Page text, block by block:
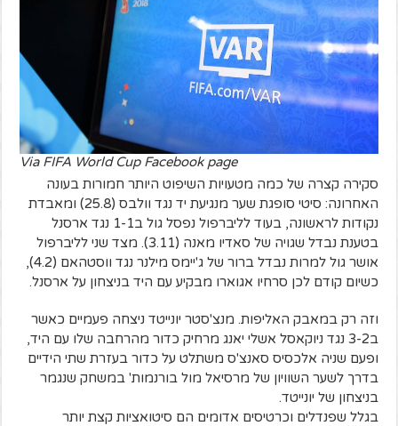
Via FIFA World Cup Facebook page
סקירה קצרה של כמה מטעויות השיפוט היותר חמורות בעונה
האחרונה: סיטי סופגת שער מנגיעת יד נגד וולבס (25.8) ומאבדת
נקודות לראשונה, בעוד לליברפול נפסל גול ב1-1 נגד ארסנל
בטענת נבדל שגויה של סאדיו מאנה (3.11). מצד שני לליברפול
אושר גול למרות נבדל ברור של ג'יימס מילנר נגד ווסטהאם (4.2),
כשיום קודם לכן סרחיו אגוארו מבקיע עם היד בניצחון על ארסנל.
וזה רק במאבק האליפות. מנצ'סטר יונייטד ניצחה פעמיים כאשר
ב3-2 נגד ניוקאסל אשלי יאנג מרחיק כדור מהרחבה שלו עם היד,
ופעם שניה אלכסיס סאנצ'ס משתלט על כדור בעזרת שתי הידיים
בדרך לשער השוויון של מרסיאל מול בורנמות' במשחק שנגמר
בניצחון של יונייטד.
בגלל שפנדלים וכרטיסים אדומים הם סיטואציות קצת יותר